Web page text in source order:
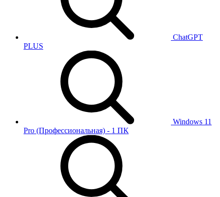
ChatGPT
PLUS
Windows 11
Pro (Профессиональная) - 1 ПК